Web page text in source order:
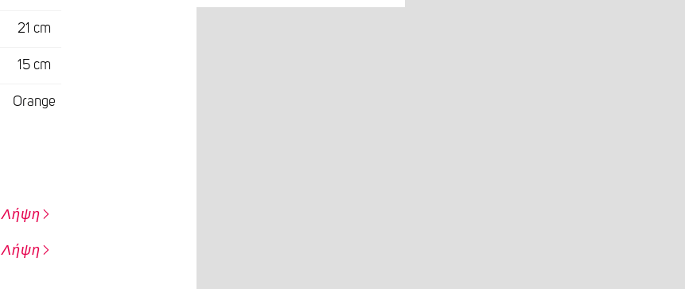
21 cm
15 cm
Orange
Λήψη
Λήψη